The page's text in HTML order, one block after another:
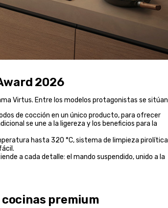
2026
Virtus. Entre los modelos protagonistas se
de cocción en un único producto, para ofrecer
se une a la ligereza y los beneficios para la
hasta 320 °C, sistema de limpieza pirolítica
a cada detalle: el mando suspendido, unido a la
premium